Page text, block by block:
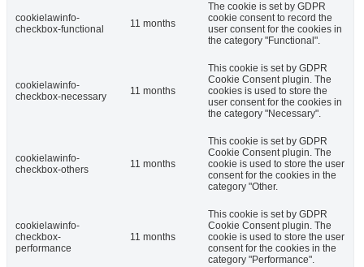
cookielawinfo-
checkbox-functional
11 months
The cookie is set by GDPR
cookie consent to record the
user consent for the cookies in
the category "Functional".
cookielawinfo-
checkbox-necessary
11 months
This cookie is set by GDPR
Cookie Consent plugin. The
cookies is used to store the
user consent for the cookies in
the category "Necessary".
cookielawinfo-
checkbox-others
11 months
This cookie is set by GDPR
Cookie Consent plugin. The
cookie is used to store the user
consent for the cookies in the
category "Other.
cookielawinfo-
checkbox-
performance
11 months
This cookie is set by GDPR
Cookie Consent plugin. The
cookie is used to store the user
consent for the cookies in the
category "Performance".